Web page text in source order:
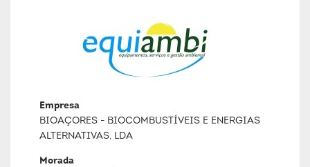
Empresa
BIOAÇORES - BIOCOMBUSTÍVEIS E ENERGIAS
ALTERNATIVAS, LDA
Morada